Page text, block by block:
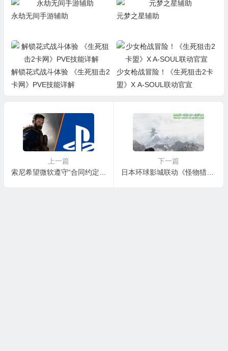
永劫无间手游辅助 元梦之星辅助
解锁花式战斗体验 《生死狙击2
卡网》PVE技能详解
少女枪战冒险！《生死狙击2卡
盟》X A-SOUL联动官宣
上一篇
索尼希望微软遵守“合同约定” 继续让动视游戏跨平台
下一篇
日本环球影城联动《怪物猎人世界：冰原》 推出VR娱乐项目